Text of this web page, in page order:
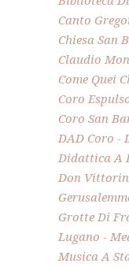
Canto
Chiesa San
Claudio
Come Quei
Coro
Coro San
DAD Coro
Didattica A
Don
Grotte Di
Lugano
Musica A